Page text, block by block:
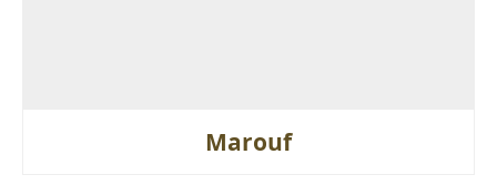
Marouf